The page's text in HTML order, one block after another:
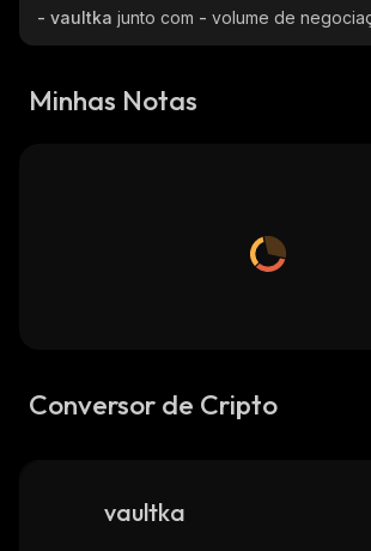
- vaultka junto com - volume de
Minhas Notas
Conversor de Cripto
vaultka